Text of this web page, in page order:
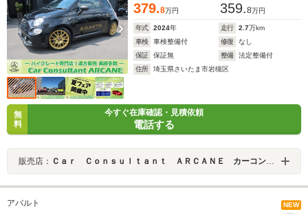
379.8万円 359.8万円
年式 2024年 走行 2.7万km
車検
車検整備付 修復
なし
保証
保証無 整備
法定整備付
住所
埼玉県さいたま市岩槻区
無
料
今すぐ在庫確認・見積依頼
電話する
販売店： Ｃａｒ Ｃｏｎｓｕｌｔａｎｔ ＡＲＣＡＮＥ カーコンサルタントアーケイン
アバルト NEW